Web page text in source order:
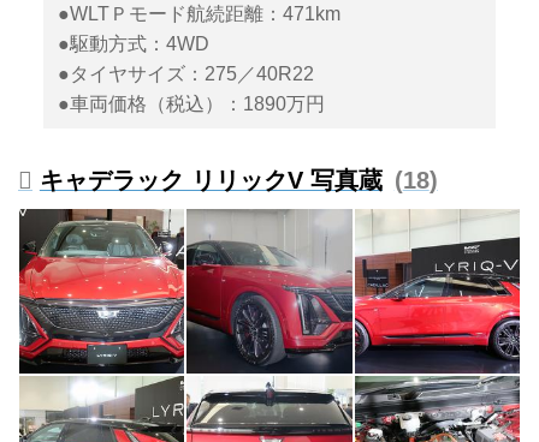
●WLTＰモード航続距離：471km
●駆動方式：4WD
●タイヤサイズ：275／40R22
●車両価格（税込）：1890万円
キャデラック リリックV 写真蔵 18